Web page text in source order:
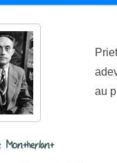
Montherlant
au